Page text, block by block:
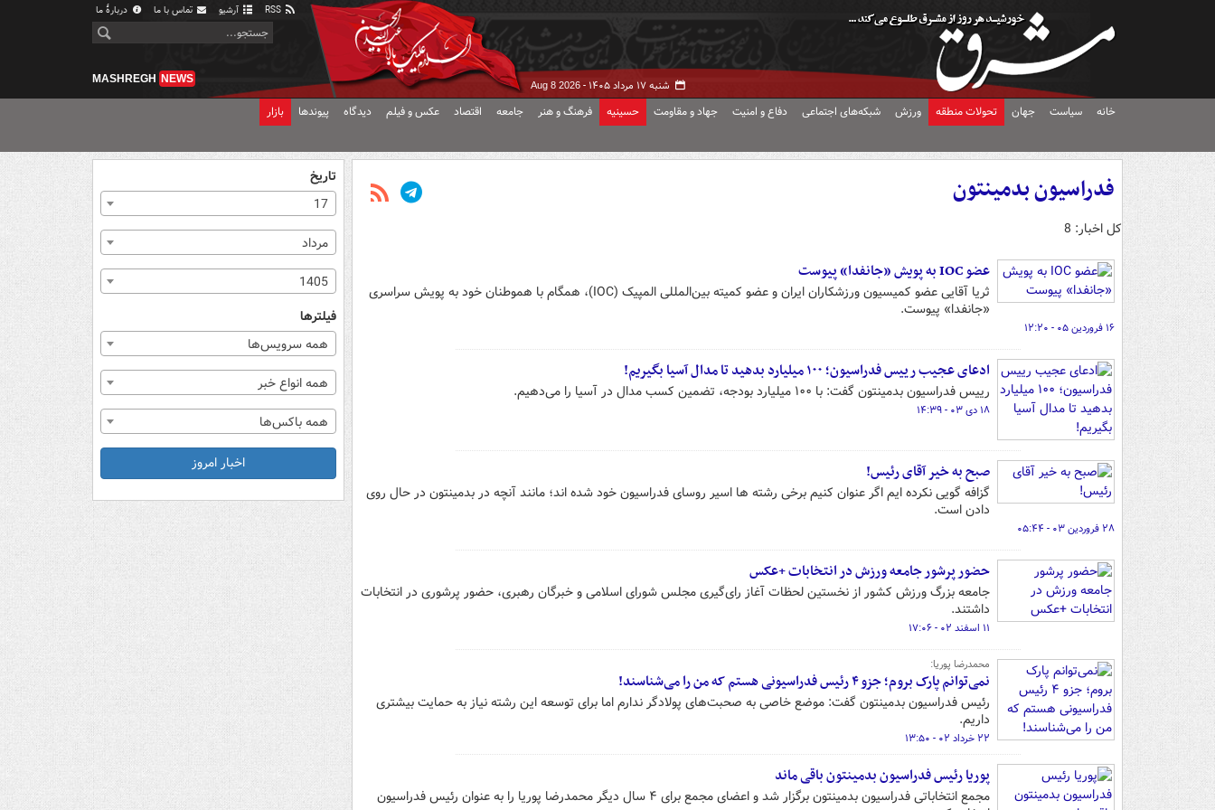
آرشیو تماس با ما دربارهٔ ما
شنبه ۱۷ مرداد ۱۴۰۵ - Aug 8 2026
MASHREGH NEWS
خانه سیاست جهان تحولات منطقه ورزش شبکه‌های اجتماعی دفاع و امنیت جهاد و مقاومت حسینیه فرهنگ و هنر جامعه اقتصاد عکس و فیلم دیدگاه پیوندها بازار
فدراسیون بدمینتون
کل اخبار: 8
عضو IOC به پویش «جانفدا» پیوست
ثریا آقایی عضو کمیسیون ورزشکاران ایران و عضو کمیته بین‌المللی المپیک (IOC)، همگام با هموطنان خود به پویش سراسری
«جانفدا» پیوست.
۱۶ فروردین ۰۵ - ۱۲:۲۰
ادعای عجیب رییس فدراسیون؛ ۱۰۰ میلیارد بدهید تا مدال آسیا بگیریم!
رییس فدراسیون بدمینتون گفت: با ۱۰۰ میلیارد بودجه، تضمین کسب مدال در آسیا را می‌دهیم.
۱۸ دی ۰۳ - ۱۴:۳۹
صبح به خیر آقای رئیس!
گزافه گویی نکرده ایم اگر عنوان کنیم برخی رشته ها اسیر روسای فدراسیون خود شده اند؛ مانند آنچه در بدمینتون در حال روی
دادن است.
۲۸ فروردین ۰۳ - ۰۵:۴۴
حضور پرشور جامعه ورزش در انتخابات +عکس
جامعه بزرگ ورزش کشور از نخستین لحظات آغاز رای‌گیری مجلس شورای اسلامی و خبرگان رهبری، حضور پرشوری در انتخابات
داشتند.
۱۱ اسفند ۰۲ - ۱۷:۰۶
محمدرضا پوریا:
نمی‌توانم پارک بروم؛ جزو ۴ رئیس فدراسیونی هستم که من را می‌شناسند!
رئیس فدراسیون بدمینتون گفت: موضع خاصی به صحبت‌های پولادگر ندارم اما برای توسعه این رشته نیاز به حمایت بیشتری
داریم.
۲۲ خرداد ۰۲ - ۱۳:۵۰
پوریا رئیس فدراسیون بدمینتون باقی ماند
مجمع انتخاباتی فدراسیون بدمینتون برگزار شد و اعضای مجمع برای ۴ سال دیگر محمدرضا پوریا را به عنوان رئیس فدراسیون
تاریخ
17
مرداد
1405
فیلترها
همه سرویس‌ها
همه انواع خبر
همه باکس‌ها
اخبار امروز